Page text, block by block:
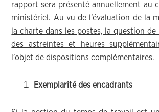
rapport sera présenté annuellement au
ministériel. Au vu de l’évaluation de la
la charte dans les postes, la question
des astreintes et heures
l’objet de dispositions complémentaires.
Exemplarité des encadrants